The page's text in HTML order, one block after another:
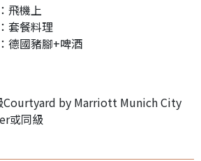
飛機上
套餐料理
德國豬腳+啤酒
Courtyard by Marriott Munich City
或同級